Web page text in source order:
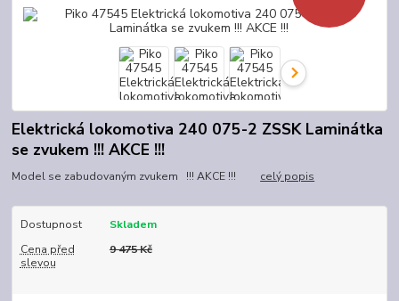
Elektrická lokomotiva 240 075-2 ZSSK Laminátka
se zvukem !!! AKCE !!!
Model se zabudovaným zvukem !!! AKCE !!! celý popis
Dostupnost
Skladem
Cena před
slevou
9 475 Kč